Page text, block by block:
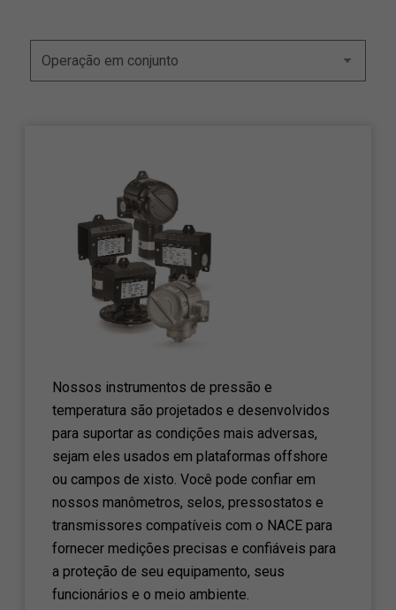
Nossos instrumentos de pressão e
temperatura são projetados e desenvolvidos
para suportar as condições mais adversas,
sejam eles usados ​​em plataformas offshore
ou campos de xisto. Você pode confiar em
nossos manômetros, selos, pressostatos e
transmissores compatíveis com o NACE para
fornecer medições precisas e confiáveis ​​para
a proteção de seu equipamento, seus
funcionários e o meio ambiente.